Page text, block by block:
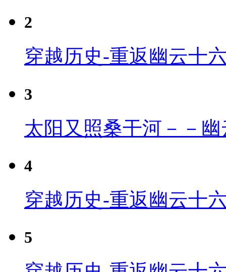
2
穿越历史-重返幽云十
3
太阳又照桑干河－－
4
穿越历史-重返幽云十
5